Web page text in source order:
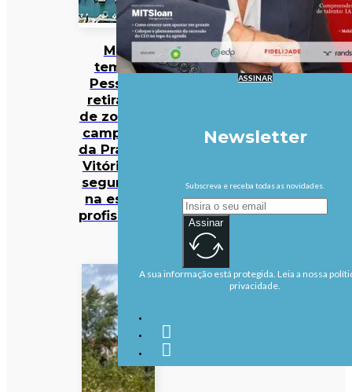
Mau
tempo:
Pessoas
retiradas
de zona de
campismo
da Praia da
Vitória em
segurança
na escola
profissional
ASSINAR
Newsletter
Subscreva e receba todas as novidades.
Assinar
A sua informação está protegida. Leia a nossa
privacidade.